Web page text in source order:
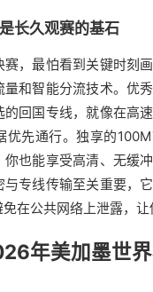
长久观赛的基石
赛，最怕看到关键时刻
量和智能分流技术。优
的回国专线，就像在高
优先通行。独享的
也能享受高清、无缓
与专线传输至关重要，
在公共网络上泄露，让
年美加墨世